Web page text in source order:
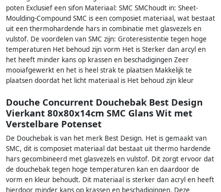
poten Exclusief een sifon Materiaal: SMC SMChoudt in: Sheet-
Moulding-Compound SMC is een composiet materiaal, wat bestaat
uit een thermohardende hars in combinatie met glasvezels en
vulstof. De voordelen van SMC zijn: Groteresistentie tegen hoge
temperaturen Het behoud zijn vorm Het is Sterker dan arcyl en
het heeft minder kans op krassen en beschadigingen Zeer
mooiafgewerkt en het is heel strak te plaatsen Makkelijk te
plaatsen doordat het licht materiaal is Het behoud zijn kleur
Douche Concurrent Douchebak Best Design
Vierkant 80x80x14cm SMC Glans Wit met
Verstelbare Potenset
De Douchebak is van het merk Best Design. Het is gemaakt van
SMC, dit is composiet materiaal dat bestaat uit thermo hardende
hars gecombineerd met glasvezels en vulstof. Dit zorgt ervoor dat
de douchebak tegen hoge temperaturen kan en daardoor de
vorm en kleur behoudt. Dit materiaal is sterker dan acryl en heeft
hierdoor minder kans op krassen en beschadigingen. Deze